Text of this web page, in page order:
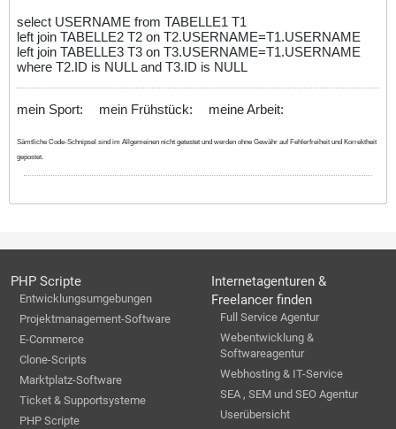
select USERNAME from TABELLE1 T1
left join TABELLE2 T2 on T2.USERNAME=T1.USERNAME
left join TABELLE3 T3 on T3.USERNAME=T1.USERNAME
where T2.ID is NULL and T3.ID is NULL
mein Sport: mein Frühstück: meine Arbeit:
Sämtliche Code-Schnipsel sind im Allgemeinen nicht getestet und werden ohne Gewähr auf Fehlerfreiheit und Korrektheit
gepostet.
PHP Scripte
Entwicklungsumgebungen
Projektmanagement-Software
E-Commerce
Clone-Scripts
Marktplatz-Software
Ticket & Supportsysteme
PHP Scripte
Internetagenturen &
Freelancer finden
Full Service Agentur
Webentwicklung &
Softwareagentur
Webhosting & IT-Service
SEA , SEM und SEO Agentur
Userübersicht